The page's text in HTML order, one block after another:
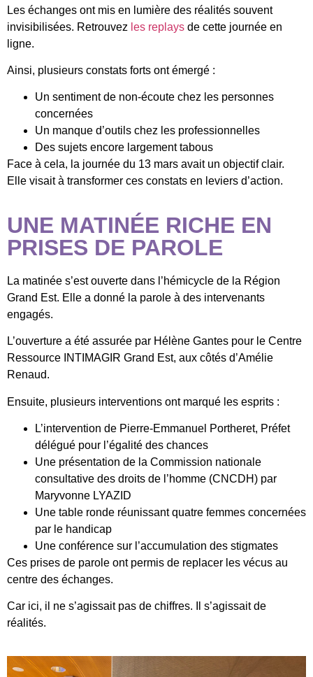
Les échanges ont mis en lumière des réalités souvent
invisibilisées. Retrouvez les replays de cette journée en
ligne.
Ainsi, plusieurs constats forts ont émergé :
Un sentiment de non-écoute chez les personnes
concernées
Un manque d’outils chez les professionnelles
Des sujets encore largement tabous
Face à cela, la journée du 13 mars avait un objectif clair.
Elle visait à transformer ces constats en leviers d’action.
UNE MATINÉE RICHE EN
PRISES DE PAROLE
La matinée s’est ouverte dans l’hémicycle de la Région
Grand Est. Elle a donné la parole à des intervenants
engagés.
L’ouverture a été assurée par Hélène Gantes pour le Centre
Ressource INTIMAGIR Grand Est, aux côtés d’Amélie
Renaud.
Ensuite, plusieurs interventions ont marqué les esprits :
L’intervention de Pierre-Emmanuel Portheret, Préfet
délégué pour l’égalité des chances
Une présentation de la Commission nationale
consultative des droits de l’homme (CNCDH) par
Maryvonne LYAZID
Une table ronde réunissant quatre femmes concernées
par le handicap
Une conférence sur l’accumulation des stigmates
Ces prises de parole ont permis de replacer les vécus au
centre des échanges.
Car ici, il ne s’agissait pas de chiffres. Il s’agissait de
réalités.